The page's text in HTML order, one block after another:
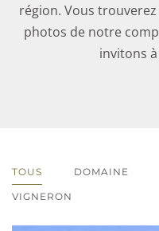
région. Vous
photos de notre
invitons
TOUS DOMAINE
VIGNERON